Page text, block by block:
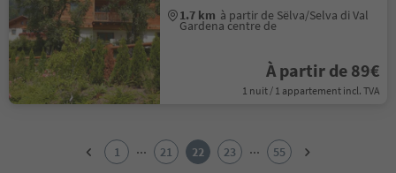
1.7 km à partir de Sëlva/Selva di Val
Gardena centre de
À partir de 89€
1 nuit / 1 appartement incl. TVA
1 ... 21 22 23 ...
55